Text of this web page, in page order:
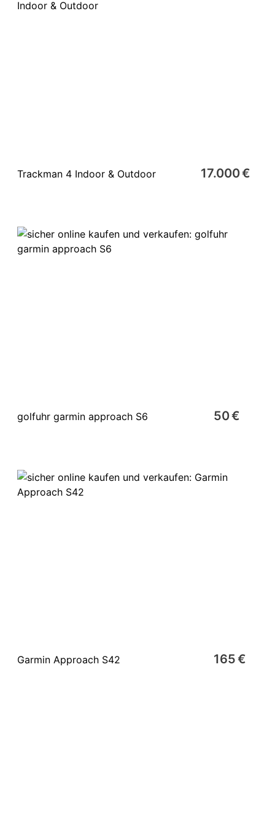
Trackman 4 Indoor & Outdoor 17.000 €
golfuhr garmin approach S6 50 €
Garmin Approach S42 165 €